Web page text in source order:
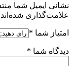
نشانی ایمیل شما
علامت‌گذاری شده‌اند
امتیاز شما *
دیدگاه شما *